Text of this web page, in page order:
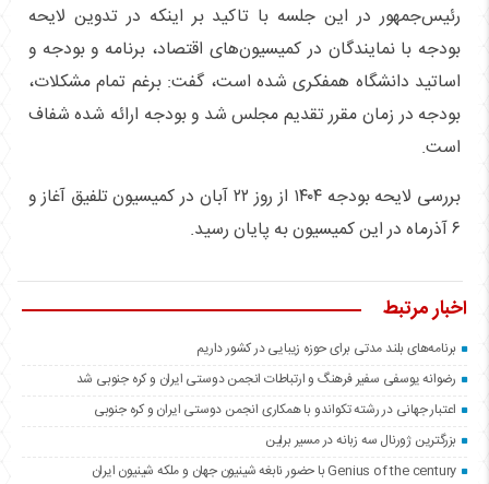
رئیس‌جمهور در این جلسه با تاکید بر اینکه در تدوین لایحه
بودجه با نمایندگان در کمیسیون‌های اقتصاد، برنامه و بودجه و
اساتید دانشگاه همفکری شده است، گفت: برغم تمام مشکلات،
بودجه در زمان مقرر تقدیم مجلس شد و بودجه ارائه شده شفاف
است.
بررسی لایحه بودجه ۱۴۰۴ از روز ۲۲ آبان در کمیسیون تلفیق آغاز و
۶ آذرماه در این کمیسیون به پایان رسید.
اخبار مرتبط
برنامه‌های بلند مدتی برای حوزه زیبایی در کشور داریم
رضوانه یوسفی سفیر فرهنگ و ارتباطات انجمن دوستی ایران و کره جنوبی شد
اعتبار جهانی در رشته تکواندو با همکاری انجمن دوستی ایران و کره جنوبی
بزرگترین ژورنال سه زبانه در مسیر برلین
Genius of the century با حضور نابغه شینیون جهان و ملکه شینیون ایران